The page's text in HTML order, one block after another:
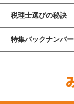
税理士選びの秘訣
特集バックナンバー